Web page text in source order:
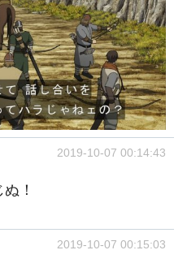
2019-10-07 00:14:43
！
2019-10-07 00:15:03